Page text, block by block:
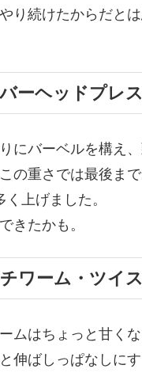
り続けたからだと
ーヘッドプレス
にバーベルを構え
の重さでは最後ま
く上げました。
きたかも。
ワーム・ツイ
ムはちょっと甘く
伸ばしっぱなしに